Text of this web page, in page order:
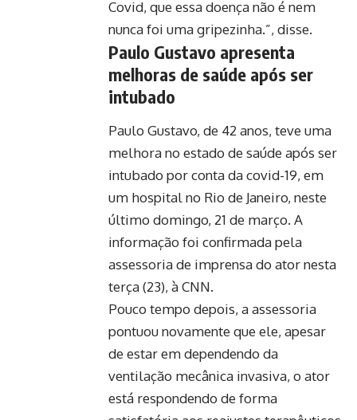
Covid, que essa doença não é nem
nunca foi uma gripezinha.”, disse.
Paulo Gustavo apresenta
melhoras de saúde após ser
intubado
Paulo Gustavo, de 42 anos, teve uma
melhora no estado de saúde após ser
intubado por conta da covid-19, em
um hospital no Rio de Janeiro, neste
último domingo, 21 de março. A
informação foi confirmada pela
assessoria de imprensa do ator nesta
terça (23), àCNN.
Pouco tempo depois, a assessoria
pontuou novamente que ele, apesar
de estar em dependendo da
ventilação mecânica invasiva, o ator
está respondendo de forma